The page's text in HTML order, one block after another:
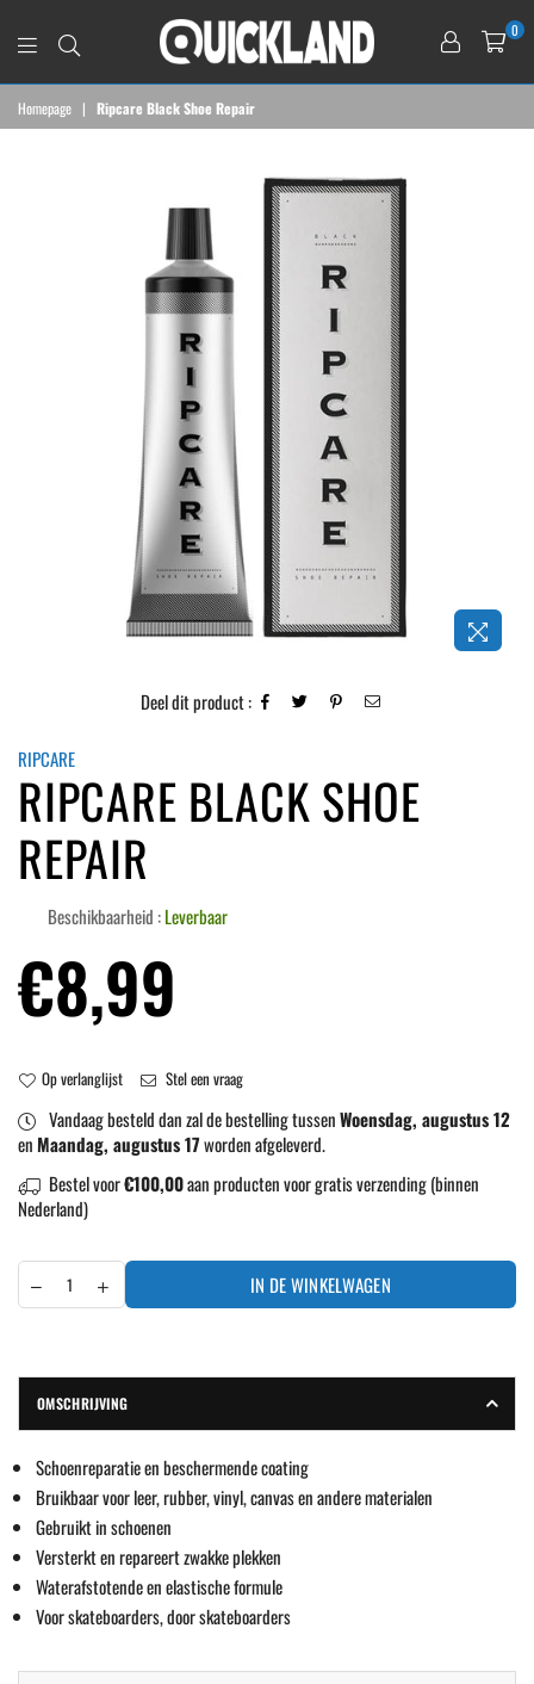
QUICKLAND
0
Homepage | Ripcare Black Shoe Repair
Deel dit product :
RIPCARE
RIPCARE BLACK SHOE
REPAIR
Beschikbaarheid :Leverbaar
Normale
prijs
€8,99
Op verlanglijst Stel een vraag
Vandaag besteld dan zal de bestelling tussenWoensdag, augustus 12
enMaandag, augustus 17worden afgeleverd.
Bestel voor€100,00aan producten voor gratis verzending (binnen
Nederland)
IN DE WINKELWAGEN
OMSCHRIJVING
Schoenreparatie en beschermende coating
Bruikbaar voor leer, rubber, vinyl, canvas en andere materialen
Gebruikt in schoenen
Versterkt en repareert zwakke plekken
Waterafstotende en elastische formule
Voor skateboarders, door skateboarders